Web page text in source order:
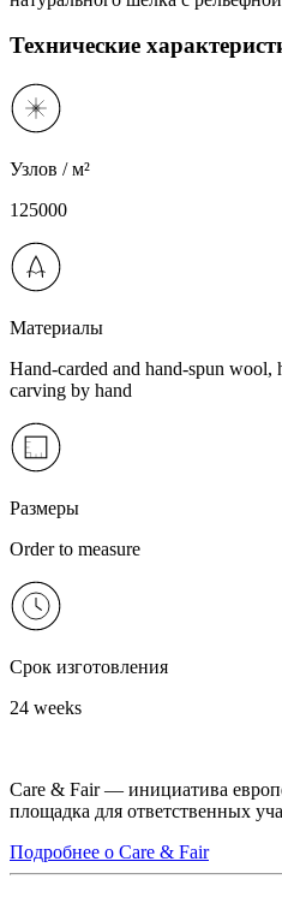
Технические
Узлов / м²
125000
Материалы
Hand-carded and hand-spun wool,
carving by hand
Размеры
Order to measure
Срок изготовления
24 weeks
Care & Fair — инициатива
площадка для ответственных
Подробнее о Care & Fair